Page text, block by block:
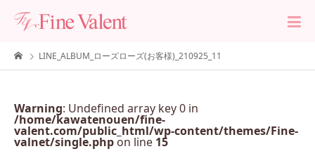
LINE_ALBUM_ローズローズ(お客様)_210925_11
Warning: Undefined array key 0 in
/home/kawatenouen/fine-
valent.com/public_html/wp-content/themes/Fine-
valnet/single.phpon line 15